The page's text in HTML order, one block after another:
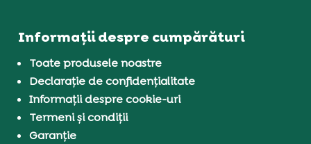
Informații despre cumpărături
Toate produsele noastre
Declarație de confidențialitate
Informații despre cookie-uri
Termeni și condiții
Garanție